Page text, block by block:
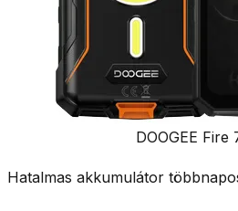
DOOGEE Fire
Hatalmas akkumulátor